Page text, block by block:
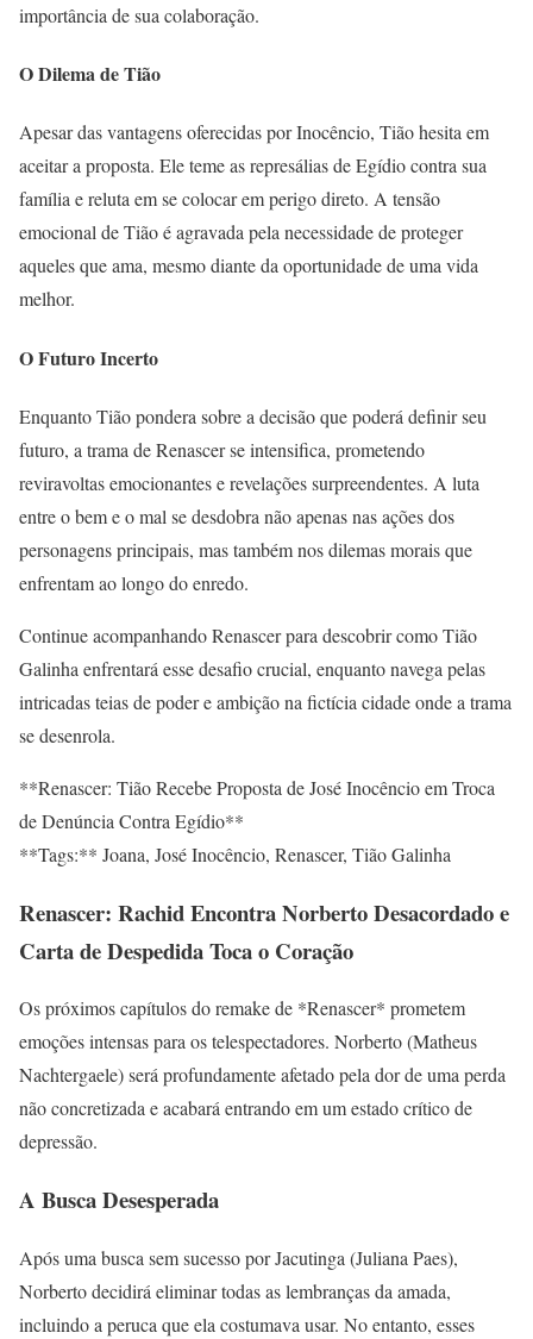
importância de sua colaboração.
O Dilema de Tião
Apesar das vantagens oferecidas por Inocêncio, Tião hesita em
aceitar a proposta. Ele teme as represálias de Egídio contra sua
família e reluta em se colocar em perigo direto. A tensão
emocional de Tião é agravada pela necessidade de proteger
aqueles que ama, mesmo diante da oportunidade de uma vida
melhor.
O Futuro Incerto
Enquanto Tião pondera sobre a decisão que poderá definir seu
futuro, a trama de Renascer se intensifica, prometendo
reviravoltas emocionantes e revelações surpreendentes. A luta
entre o bem e o mal se desdobra não apenas nas ações dos
personagens principais, mas também nos dilemas morais que
enfrentam ao longo do enredo.
Continue acompanhando Renascer para descobrir como Tião
Galinha enfrentará esse desafio crucial, enquanto navega pelas
intricadas teias de poder e ambição na fictícia cidade onde a trama
se desenrola.
**Renascer: Tião Recebe Proposta de José Inocêncio em Troca
de Denúncia Contra Egídio**
**Tags:** Joana, José Inocêncio, Renascer, Tião Galinha
Renascer: Rachid Encontra Norberto Desacordado e
Carta de Despedida Toca o Coração
Os próximos capítulos do remake de *Renascer* prometem
emoções intensas para os telespectadores. Norberto (Matheus
Nachtergaele) será profundamente afetado pela dor de uma perda
não concretizada e acabará entrando em um estado crítico de
depressão.
A Busca Desesperada
Após uma busca sem sucesso por Jacutinga (Juliana Paes),
Norberto decidirá eliminar todas as lembranças da amada,
incluindo a peruca que ela costumava usar. No entanto, esses